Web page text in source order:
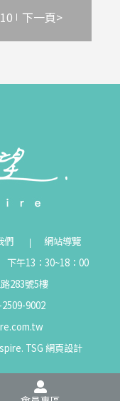
10 下一頁>
們
網站導覽
下午13：30~18：00
283號5樓
9002
TSG 網頁設計